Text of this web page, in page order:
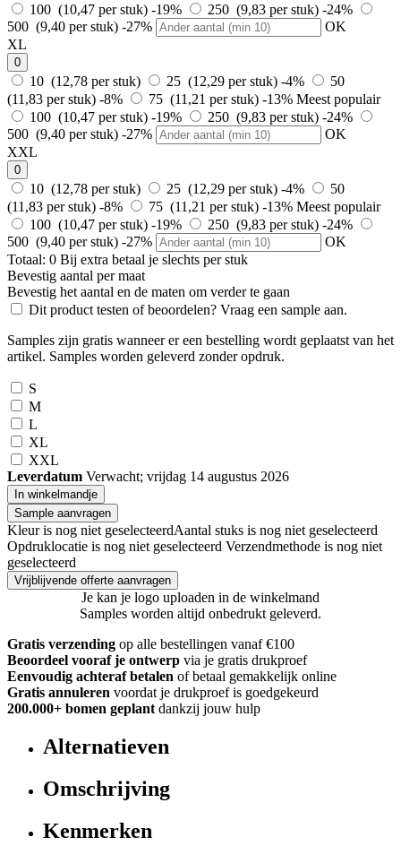
100 (10,47 per stuk) -19% 250 (9,83 per stuk) -24%
500 (9,40 per stuk) -27%
OK
XL
0
10 (12,78 per stuk) 25 (12,29 per stuk) -4%
50
(11,83 per stuk) -8% 75 (11,21 per stuk) -13% Meest populair
100 (10,47 per stuk) -19% 250 (9,83 per stuk) -24%
500 (9,40 per stuk) -27%
OK
XXL
0
10 (12,78 per stuk) 25 (12,29 per stuk) -4%
50
(11,83 per stuk) -8% 75 (11,21 per stuk) -13% Meest populair
100 (10,47 per stuk) -19% 250 (9,83 per stuk) -24%
500 (9,40 per stuk) -27%
OK
Totaal: 0 Bij extra betaal je slechts per stuk
Bevestig aantal per maat
Bevestig het aantal en de maten om verder te gaan
Dit product testen of beoordelen? Vraag een sample aan.
Samples zijn gratis wanneer er een bestelling wordt geplaatst van het
artikel. Samples worden geleverd zonder opdruk.
S
M
L
XL
XXL
Leverdatum Verwacht; vrijdag 14 augustus 2026
In winkelmandje
Sample aanvragen
Kleur is nog niet geselecteerdAantal stuks is nog niet geselecteerd
Opdruklocatie is nog niet geselecteerd Verzendmethode is nog niet
geselecteerd
Vrijblijvende offerte aanvragen
Je kan je logo uploaden in de winkelmand
Samples worden altijd onbedrukt geleverd.
Gratis verzending op alle bestellingen vanaf €100
Beoordeel vooraf je ontwerp via je gratis drukproef
Eenvoudig achteraf betalen of betaal gemakkelijk online
Gratis annuleren voordat je drukproef is goedgekeurd
200.000+ bomen geplant dankzij jouw hulp
Alternatieven
Omschrijving
Kenmerken